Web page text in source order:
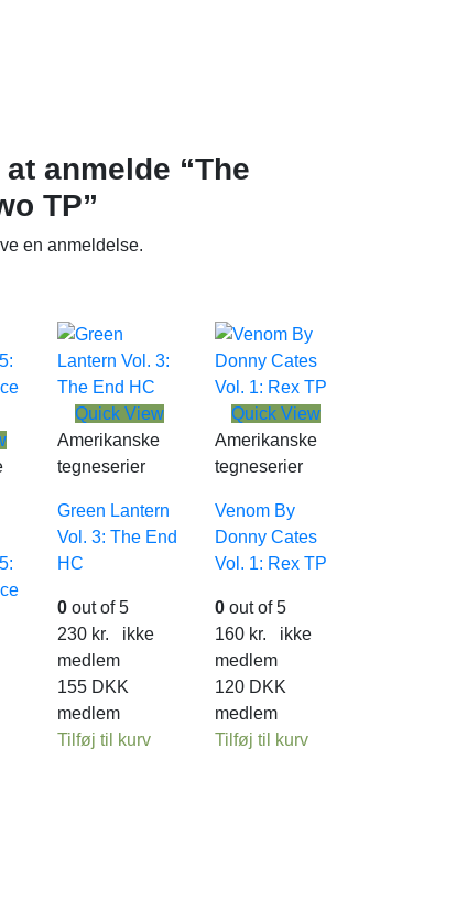
anmelde “The
TP”
en anmeldelse.
Quick View
Amerikanske
tegneserier
Green Lantern
Vol. 3: The End
HC
0 out of 5
230 kr. ikke
medlem
155 DKK
medlem
Tilføj til kurv
Quick View
Amerikanske
tegneserier
Venom By
Donny Cates
Vol. 1: Rex TP
0out of 5
160 kr. ikke
medlem
120 DKK
medlem
Tilføj til kurv